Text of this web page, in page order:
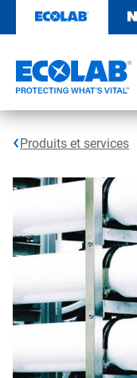
contenu​​​​​​​
Produits et services